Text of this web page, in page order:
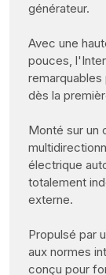
générateur.
Avec une
pouces,
dès la
Monté sur un
électrique
totalement
externe.
Propulsé par
aux normes
conçu pour